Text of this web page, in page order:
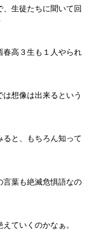
生徒たちに聞いて回
春高３生も１人やられ
想像は出来るという
と、もちろん知って
言葉も絶滅危惧語なの
ていくのかなぁ。